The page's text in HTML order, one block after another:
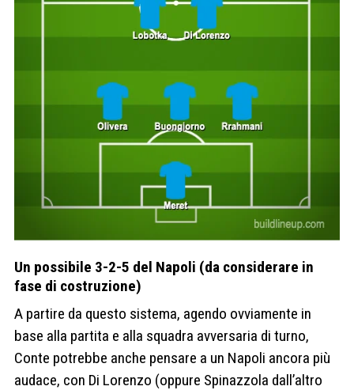
Un possibile 3-2-5 del Napoli (da considerare in
fase di costruzione)
A partire da questo sistema, agendo ovviamente in
base alla partita e alla squadra avversaria di turno,
Conte potrebbe anche pensare a un Napoli ancora più
audace, con Di Lorenzo (oppure Spinazzola dall’altro